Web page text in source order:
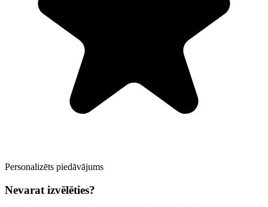
Personalizēts piedāvājums
Nevarat izvēlēties?